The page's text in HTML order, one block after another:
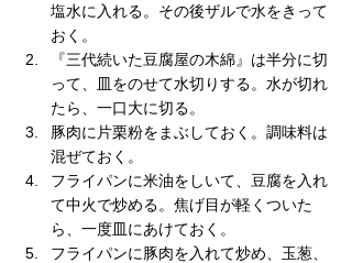
塩水に入れる。その後ザルで水をきって
おく。
『三代続いた豆腐屋の木綿』は半分に切
って、皿をのせて水切りする。水が切れ
たら、一口大に切る。
豚肉に片栗粉をまぶしておく。調味料は
混ぜておく。
フライパンに米油をしいて、豆腐を入れ
て中火で炒める。焦げ目が軽くついた
ら、一度皿にあけておく。
フライパンに豚肉を入れて炒め、玉葱、